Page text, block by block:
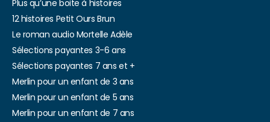
Plus qu’une boite à histoires
12 histoires Petit Ours Brun
Le roman audio Mortelle Adèle
Sélections payantes 3-6 ans
Sélections payantes 7 ans et +
Merlin pour un enfant de 3 ans
Merlin pour un enfant de 5 ans
Merlin pour un enfant de 7 ans